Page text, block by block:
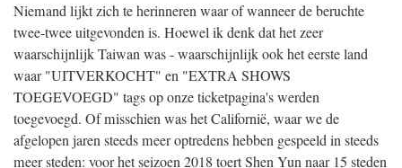
Niemand lijkt zich te herinneren waar of wanneer de beruchte
twee-twee uitgevonden is. Hoewel ik denk dat het zeer
waarschijnlijk Taiwan was - waarschijnlijk ook het eerste land
waar "UITVERKOCHT" en "EXTRA SHOWS
TOEGEVOEGD" tags op onze ticketpagina's werden
toegevoegd. Of misschien was het Californië, waar we de
afgelopen jaren steeds meer optredens hebben gespeeld in steeds
meer steden: voor het seizoen 2018 toert Shen Yun naar 15 steden